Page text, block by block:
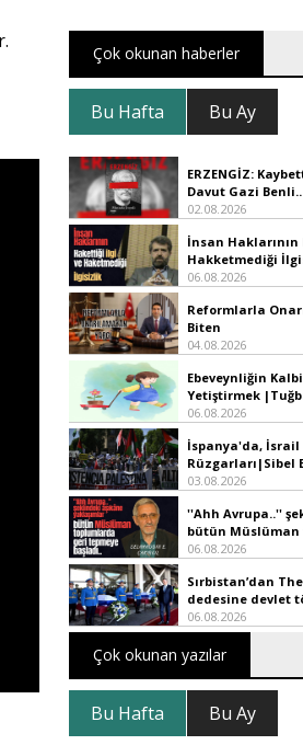
Çok okunan haberler
Bu Hafta Bu Ay
ERZENGİZ:
Davut Gazi Benli..
02.08.2026
İnsan
Hakketmediği
06.08.2026
Reformlarla
Biten
04.08.2026
Ebeveynliğin
Yetiştirmek
06.08.2026
İspanya'da, İsrail
Rüzgarları|Sibel
03.08.2026
''Ahh Avrupa..''
bütün Müslüman
06.08.2026
Sırbistan’dan
dedesine devlet
06.08.2026
Çok okunan yazılar
Bu Hafta Bu Ay